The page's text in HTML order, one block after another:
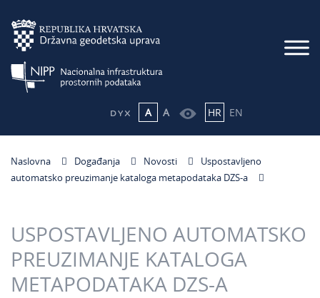
A A HR EN
Naslovna Događanja Novosti
Uspostavljeno
automatsko preuzimanje kataloga metapodataka DZS-a
USPOSTAVLJENO AUTOMATSKO
PREUZIMANJE KATALOGA
METAPODATAKA DZS-A